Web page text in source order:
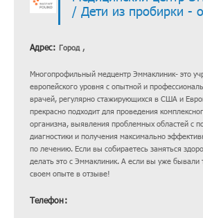
/ Дети из пробирки -
Адрес: Город ,
Многопрофильный медцентр Эммаклиник- это
европейского уровня с опытной и
врачей, регулярно стажирующихся в США и
прекрасно подходит для проведения
организма, выявления проблемных областей с
диагностики и получения максимально
по лечению. Если вы собираетесь заняться
делать это с Эммаклиник. А если вы уже бывали
своем опыте в отзыве!
Телефон: